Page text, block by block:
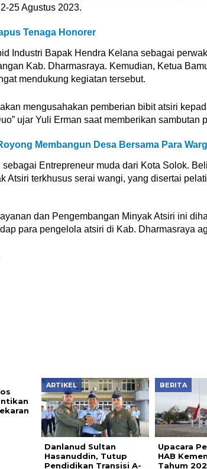
25 Agustus 2023.
Tenaga Honorer
Industri Bapak Hendra Kelana sebagai
Kab. Dharmasraya. Kemudian, Ketua
mendukung kegiatan tersebut.
mengusahakan pemberian bibit atsiri
ujar Yuli Erman saat memberikan sambutan
Membangun Desa Bersama Para
Entrepreneur muda dari Kota Solok.
Atsiri terkhusus serai wangi, yang disertai
dan Pengembangan Minyak Atsiri ini
para pengelola atsiri di Kab. Dharmasraya
ARTIKEL
Danlanud Sultan
Hasanuddin, Tutup
Pendidikan Transisi A-
BERITA
Upacara
HAB
Tahum